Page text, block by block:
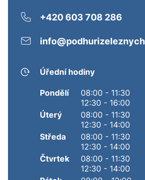
+420 603 708 286
Úřední hodiny
Pondělí
08:00 - 11:30
12:30 - 16:00
Úterý
08:00 - 11:30
12:30 - 14:00
Středa
08:00 - 11:30
12:30 - 14:00
Čtvrtek
08:00 - 11:30
12:30 - 14:00